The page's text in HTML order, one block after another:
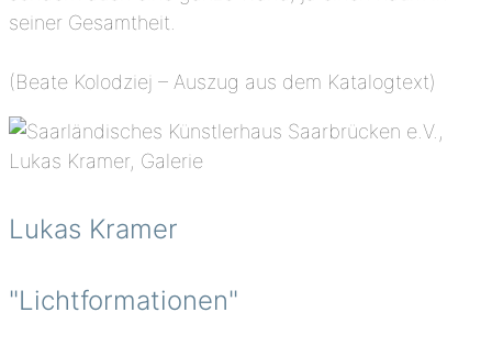
seiner Gesamtheit.
(Beate Kolodziej – Auszug aus dem Katalogtext)
Lukas Kramer
"Lichtformationen"